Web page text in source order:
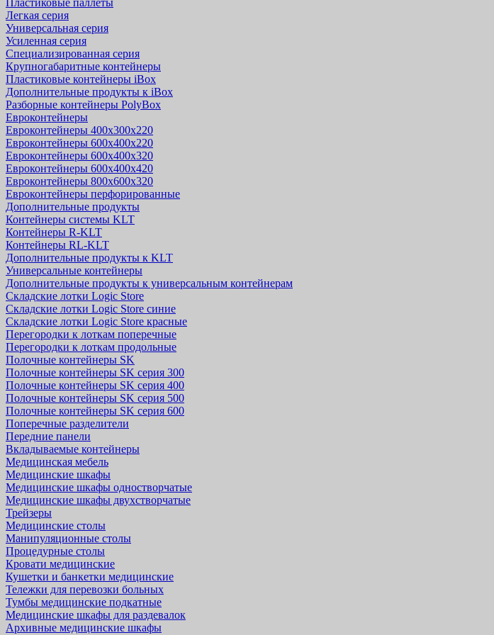
Пластиковые паллеты
Легкая серия
Универсальная серия
Усиленная серия
Специализированная серия
Крупногабаритные контейнеры
Пластиковые контейнеры iBox
Дополнительные продукты к iBox
Разборные контейнеры PolyBox
Евроконтейнеры
Евроконтейнеры 400х300х220
Евроконтейнеры 600х400х220
Евроконтейнеры 600х400х320
Евроконтейнеры 600х400х420
Евроконтейнеры 800х600х320
Евроконтейнеры перфорированные
Дополнительные продукты
Контейнеры системы KLT
Контейнеры R-KLT
Контейнеры RL-KLT
Дополнительные продукты к KLT
Универсальные контейнеры
Дополнительные продукты к универсальным контейнерам
Складские лотки Logic Store
Складские лотки Logic Store синие
Складские лотки Logic Store красные
Перегородки к лоткам поперечные
Перегородки к лоткам продольные
Полочные контейнеры SK
Полочные контейнеры SK серия 300
Полочные контейнеры SK серия 400
Полочные контейнеры SK серия 500
Полочные контейнеры SK серия 600
Поперечные разделители
Передние панели
Вкладываемые контейнеры
Медицинская мебель
Медицинские шкафы
Медицинские шкафы одностворчатые
Медицинские шкафы двухстворчатые
Трейзеры
Медицинские столы
Манипуляционные столы
Процедурные столы
Кровати медицинские
Кушетки и банкетки медицинские
Тележки для перевозки больных
Тумбы медицинские подкатные
Медицинские шкафы для раздевалок
Архивные медицинские шкафы